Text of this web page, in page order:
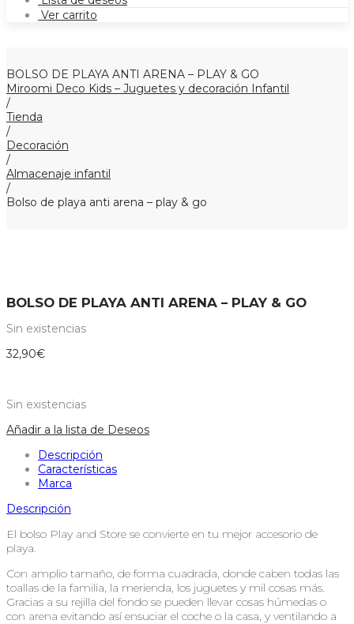
Ver carrito
BOLSO DE PLAYA ANTI ARENA – PLAY & GO
Miroomi Deco Kids – Juguetes y decoración Infantil
/
Tienda
/
Decoración
/
Almacenaje infantil
/
Bolso de playa anti arena – play & go
BOLSO DE PLAYA ANTI ARENA – PLAY & GO
Sin existencias
32,90€
Sin existencias
Añadir a la lista de Deseos
Descripción
Características
Marca
Descripción
El bolso Play and Store se convierte en tu mejor accesorio de
playa.
Con amplio tamaño, de forma cuadrada, donde caben todas las
toallas de la familia, la merienda, los juguetes y mil cosas más.
Gracias a su rejilla del fondo se pueden llevar cosas húmedas o
con arena evitando así ensuciar el coche o la casa, y ventilando a